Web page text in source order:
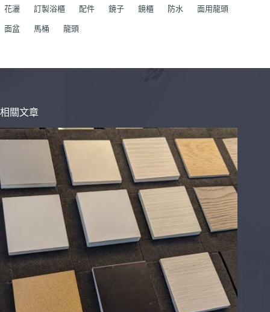
花灑 訂製浴櫃 配件 鏡子 鏡櫃 防水 面用龍頭
面盆 馬桶 龍頭
相關文章